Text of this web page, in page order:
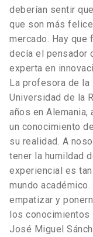
deberían sentir
que son más
mercado. Hay
decía el pensador
experta en
La profesora de la
Universidad de la
años en
un conocimiento
su realidad. A
tener la humildad
experiencial es
mundo
empatizar y
los conocimientos
José Miguel